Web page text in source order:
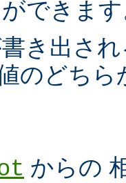
できま
き出さ
のどち
からの